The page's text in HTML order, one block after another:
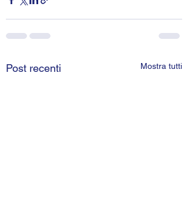
Post recenti Mostra tutti